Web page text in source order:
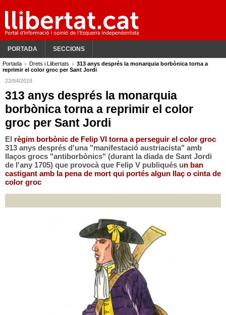
PORTADA SECCIONS
Portada Drets i Llibertats
313 anys després la monarquia borbònica torna a
reprimir el color groc per Sant Jordi
22/04/2018
313 anys després la monarquia
borbònica torna a reprimir el color
groc per Sant Jordi
El règim borbònic de Felip VI torna a perseguir el color groc
313 anys després d'una "manifestació austriacista" amb
llaços grocs "antiborbònics" (durant la diada de Sant Jordi
de l'any 1705) que provocà que Felip V publiqués un ban
castigant amb la pena de mort qui portés algun llaç o cinta de
color groc